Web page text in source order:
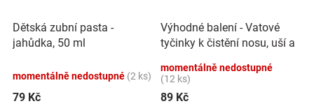
Dětská zubní pasta -
jahůdka, 50 ml
momentálně nedostupné (2 ks)
79 Kč
Výhodné balení - Vatové
tyčinky k čistění nosu, uší a
momentálně nedostupné
(12 ks)
89 Kč